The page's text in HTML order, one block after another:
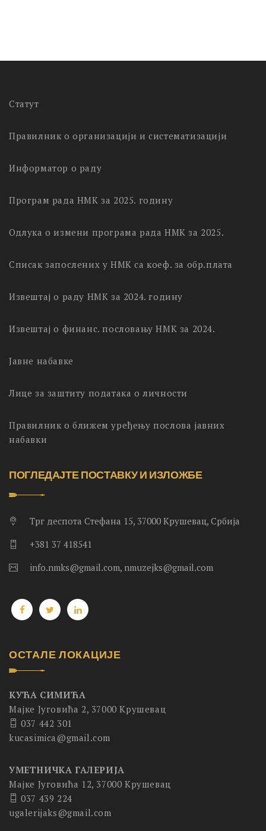
Статут
Правилник о организацији и систематизацији
Информатор о раду
Програм рада НМК за 2025. годину
Одлука о измени програма рада НМК за 2025.
Списак запослених у НМК са коеф. за обр.плата
Извештај о раду НМК за 2024. годину
Извештај о финанс. пословању НМК за 2024.
Јавне набавке
Лице за заштиту података о личности
Правилник о ближем уређењу послова јавних
набавки
ПОГЛЕДАЈТЕ ПОСТАВКУ И ИЗЛОЖБЕ
Трг деспота Стефана 15, 37000 Крушевац, Србија
+381 37 418541
info.nmks@gmail.com, nmuzejks@gmail.com
ОСТАЛЕ ЛОКАЦИЈЕ
КУЋА СИМИЋА
Мајке Југовића 2, 37000 Крушевац
037 442 301
kucasimica@gmail.com
УМЕТНИЧКА ГАЛЕРИЈА
Мајке Југовића 12, 37000 Крушевац
037 439 224
ugalerijaks@gmail.com